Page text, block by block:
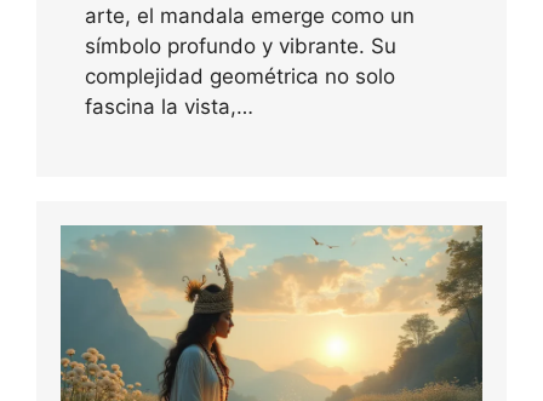
arte, el mandala emerge como un
símbolo profundo y vibrante. Su
complejidad geométrica no solo
fascina la vista,…